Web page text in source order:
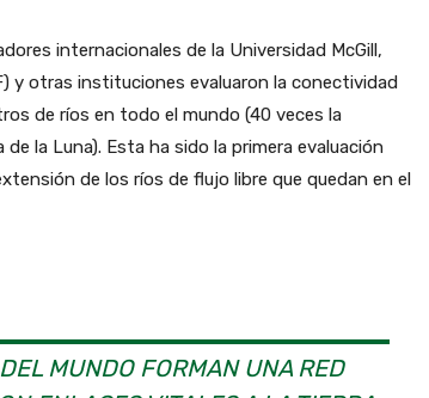
internacionales de la Universidad McGill,
y otras instituciones evaluaron la conectividad
de ríos en todo el mundo (40 veces la
la Luna). Esta ha sido la primera evaluación
de los ríos de flujo libre que quedan en el
MUNDO FORMAN UNA RED